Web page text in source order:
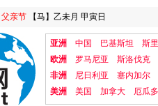
父亲节 【马】乙未月 甲寅日
亚洲 中国 巴基斯坦
斯
欧洲
罗马尼亚
斯洛伐克
非洲
尼日利亚
塞内加尔
美洲
美国 加拿大 厄瓜